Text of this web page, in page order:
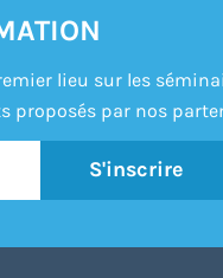
lieu sur les
proposés par nos
S'inscrire